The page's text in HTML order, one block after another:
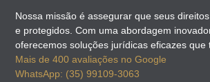
Nossa missão é assegurar que seus
e protegidos. Com uma abordagem
oferecemos soluções jurídicas eficazes que
Mais de 400 avaliações no Google
WhatsApp: (35) 99109-3063